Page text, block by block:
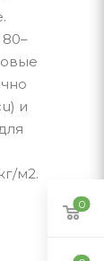
и
м2.
0